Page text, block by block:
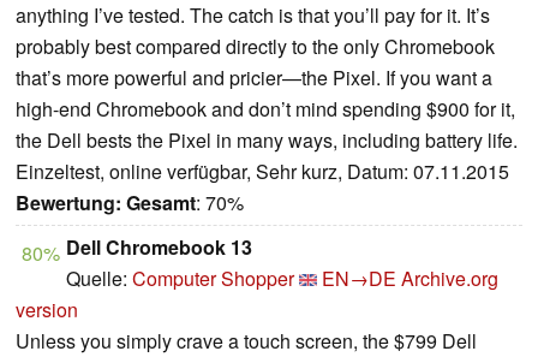
anything I’ve tested. The catch is that you’ll pay for it. It’s
probably best compared directly to the only Chromebook
that’s more powerful and pricier—the Pixel. If you want a
high-end Chromebook and don’t mind spending $900 for it,
the Dell bests the Pixel in many ways, including battery life.
Einzeltest, online verfügbar, Sehr kurz, Datum: 07.11.2015
Bewertung: Gesamt: 70%
80% Dell Chromebook 13
Quelle: Computer Shopper EN→DE Archive.org
version
Unless you simply crave a touch screen, the $799 Dell